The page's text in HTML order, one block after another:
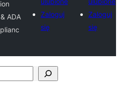
ADA
Zaloguj
się
Zaloguj
się